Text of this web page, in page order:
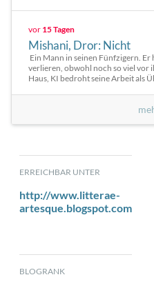
vor 15 Tagen
Mishani, Dror: Nicht
Ein Mann in seinen Fünfzigern.
verlieren, obwohl noch so viel vor
Haus, KI bedroht seine Arbeit als
ERREICHBAR UNTER
http://www.litterae-
artesque.blogspot.com
BLOGRANK